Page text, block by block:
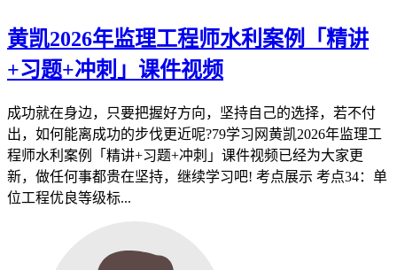
黄凯2026年监理工程师水利案例「精讲
+习题+冲刺」课件视频
成功就在身边，只要把握好方向，坚持自己的选择，若不付
出，如何能离成功的步伐更近呢?79学习网黄凯2026年监理工
程师水利案例「精讲+习题+冲刺」课件视频已经为大家更
新，做任何事都贵在坚持，继续学习吧! 考点展示 考点34：单
位工程优良等级标...